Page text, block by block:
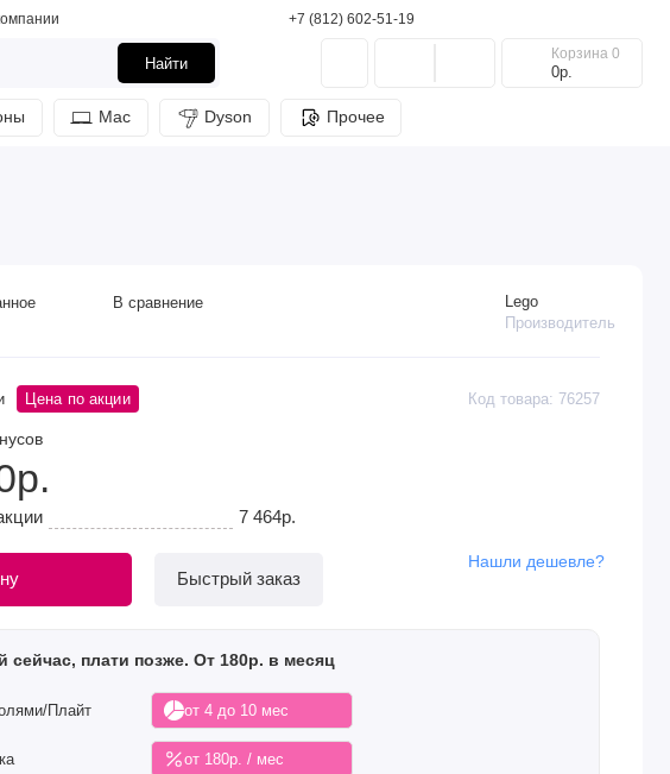
+7 (812) 602-51-19
Найти
Корзина 0
0р.
Mac Dyson Прочее
Код товара: 76257
Цена по акции
Lego
Производитель
7 464р.
Быстрый заказ
Нашли дешевле?
сейчас, плати позже. От 180р. в месяц
Плайт от 4 до 10 мес
от 180р. / мес
В сравнение